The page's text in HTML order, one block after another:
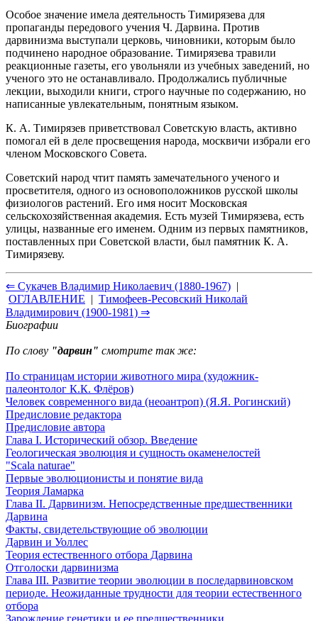
Особое значение имела деятельность Тимирязева для
пропаганды передового учения Ч. Дарвина. Против
дарвинизма выступали церковь, чиновники, которым было
подчинено народное образование. Тимирязева травили
реакционные газеты, его увольняли из учебных заведений, но
ученого это не останавливало. Продолжались публичные
лекции, выходили книги, строго научные по содержанию, но
написанные увлекательным, понятным языком.
К. А. Тимирязев приветствовал Советскую власть, активно
помогал ей в деле просвещения народа, москвичи избрали его
членом Московского Совета.
Советский народ чтит память замечательного ученого и
просветителя, одного из основоположников русской школы
физиологов растений. Его имя носит Московская
сельскохозяйственная академия. Есть музей Тимирязева, есть
улицы, названные его именем. Одним из первых памятников,
поставленных при Советской власти, был памятник К. А.
Тимирязеву.
⇐ Сукачев Владимир Николаевич (1880-1967) |
ОГЛАВЛЕНИЕ | Тимофеев-Ресовский Николай
Владимирович (1900-1981) ⇒
Биографии
По слову "дарвин" смотрите так же:
По страницам истории животного мира (художник-
палеонтолог К.К. Флёров)
Человек современного вида (неоантроп) (Я.Я. Рогинский)
Предисловие редактора
Предисловие автора
Глава I. Исторический обзор. Введение
Геологическая эволюция и сущность окаменелостей
"Scala naturae"
Первые эволюционисты и понятие вида
Теория Ламарка
Глава II. Дарвинизм. Непосредственные предшественники
Дарвина
Факты, свидетельствующие об эволюции
Дарвин и Уоллес
Теория естественного отбора Дарвина
Отголоски дарвинизма
Глава III. Развитие теории эволюции в последарвиновском
периоде. Неожиданные трудности для теории естественного
отбора
Зарождение генетики и ее предшественники